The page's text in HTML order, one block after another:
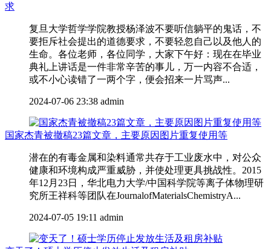
求
复旦大学哲学学院教授杨泽波不要听信躺平的鬼话，不
要拒斥社会提出的道德要求，不要轻忽自己以及他人的
生命。各位老师，各位同学，大家下午好：现在在毕业
典礼上讲话是一件非常辛苦的事儿，万一内容不合适，
或不小心读错了一两个字，便会招来一片骂声...
2024-07-06 23:38 admin
国家杰青被撤稿23篇文章，主要原因图片重复使用等
潜在的有毒金属和染料通常共存于工业废水中，对公众
健康和环境构成严重威胁，并使处理更具挑战性。2015
年12月23日，华北电力大学/中国科学院等离子体物理研
究所王祥科等团队在JournalofMaterialsChemistryA...
2024-07-05 19:11 admin